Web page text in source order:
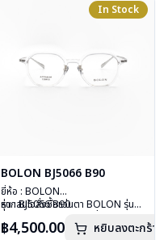
In Stock
BOLON BJ5066 B90
ยี่ห้อ : BOLON
รุ่น : BJ5066 B90
เลนส์ : Demo Lenses
หากสนใจสั่งชื้อแว่นตา BOLON รุ่น
กรุณาติดต่อเราคลิก
฿4,500.00 หยิบลงตะกร้า